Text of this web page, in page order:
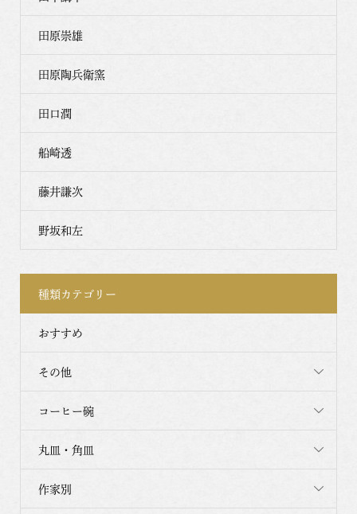
田原崇雄
田原陶兵衛窯
田口潤
船崎透
藤井謙次
野坂和左
種類カテゴリー
おすすめ
その他
コーヒー碗
丸皿・角皿
作家別